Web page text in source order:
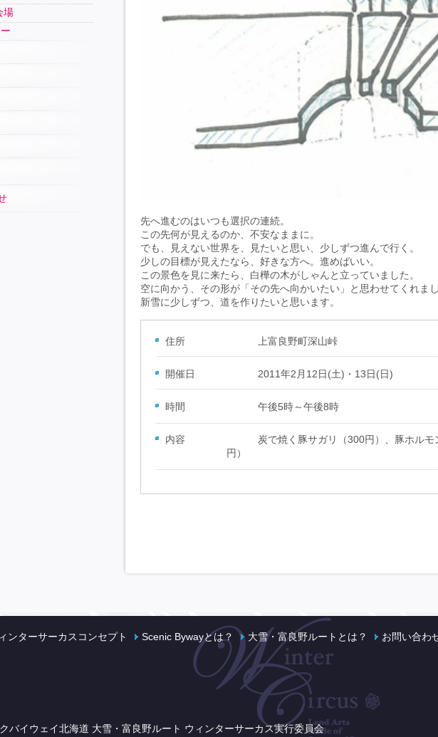
先へ進むのはいつも選択の連続。
この先何が見えるのか、不安なままに。
でも、見えない世界を、見たいと思い、少しずつ進んで行く。
少しの目標が見えたなら、好きな方へ。進めばいい。
この景色を見に来たら、白樺の木がしゃんと立っていました。
空に向かう、その形が「その先へ向かいたい」と思わせてくれま
新雪に少しずつ、道を作りたいと思います。
住所 上富良野町深山峠
開催日 2011年2月12日(土)・13日(日)
時間 午後5時～午後8時
内容
炭で焼く豚サガリ（300円）、豚ホル
円）
場
ンターサーカスコンセプト Scenic Bywayとは？ 大雪・富良野ルートとは？ お問い合わ
バイウェイ北海道 大雪・富良野ルート ウィンターサーカス実行委員会